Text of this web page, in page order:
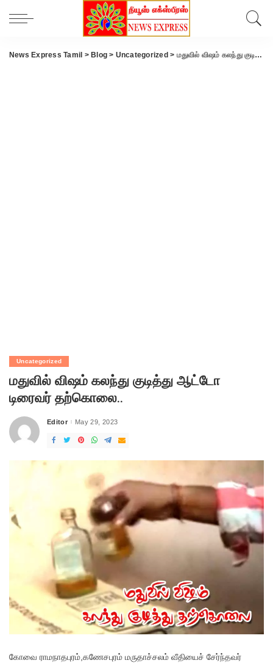
News Express Tamil > Blog > Uncategorized > மதுவில் விஷம் கலந்து குடித்து ஆட்டோ டிரைவர் தற்கொலை..
Uncategorized
மதுவில் விஷம் கலந்து குடித்து ஆட்டோ
டிரைவர் தற்கொலை..
Posted
Editor May 29, 2023
கோவை ராமநாதபுரம்,கணேசபுரம் மருதாச்சலம் வீதியைச் சேர்ந்தவர்